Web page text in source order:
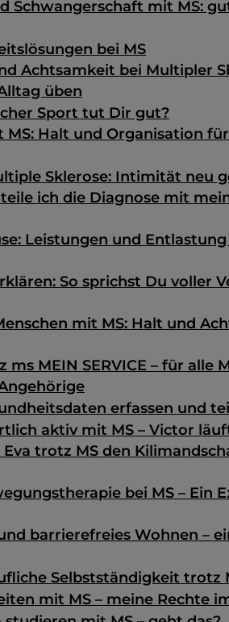
Schwangerschaft mit MS:
bei MS
Achtsamkeit bei Multipler
üben
Sport tut Dir gut?
MS: Halt und Organisation
Sklerose: Intimität neu
ich die Diagnose mit
Leistungen und
So sprichst Du voller
mit MS: Halt und
MEIN SERVICE – für alle
erfassen und
aktiv mit MS – Victor
trotz MS den
bei MS – Ein
barrierefreies Wohnen –
Selbstständigkeit trotz
mit MS – meine Rechte